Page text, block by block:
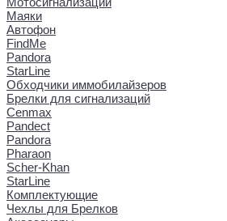
Маяки
Автофон
FindMe
Pandora
StarLine
Обходчики иммобилайзеров
Брелки для сигнализаций
Cenmax
Pandect
Pandora
Pharaon
Scher-Khan
StarLine
Комплектующие
Чехлы для Брелков